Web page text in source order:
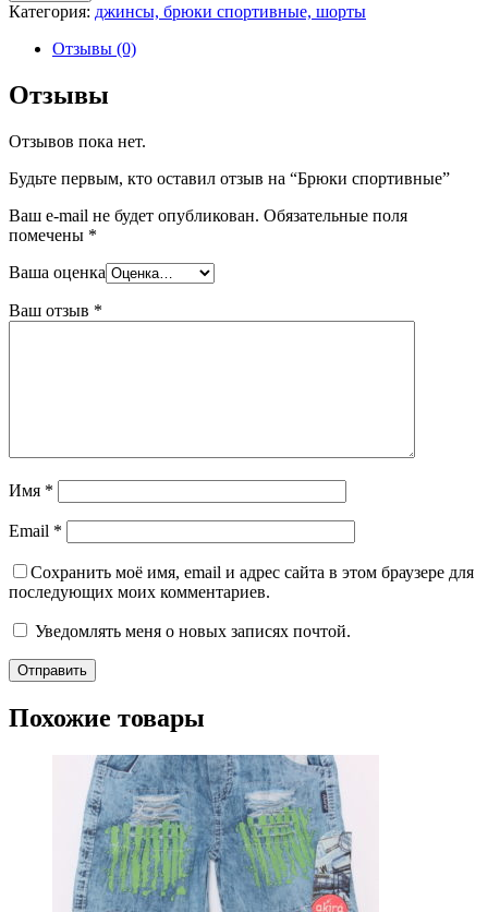
Категория: джинсы, брюки спортивные, шорты
Отзывы (0)
Отзывы
Отзывов пока нет.
Будьте первым, кто оставил отзыв на “Брюки спортивные”
Ваш e-mail не будет опубликован. Обязательные поля
помечены *
Ваша оценка
Ваш отзыв *
Имя *
Email *
Сохранить моё имя, email и адрес сайта в этом браузере для
последующих моих комментариев.
Уведомлять меня о новых записях почтой.
Похожие товары